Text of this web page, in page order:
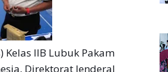
Kelas IIB Lubuk Pakam
Direktorat Jenderal